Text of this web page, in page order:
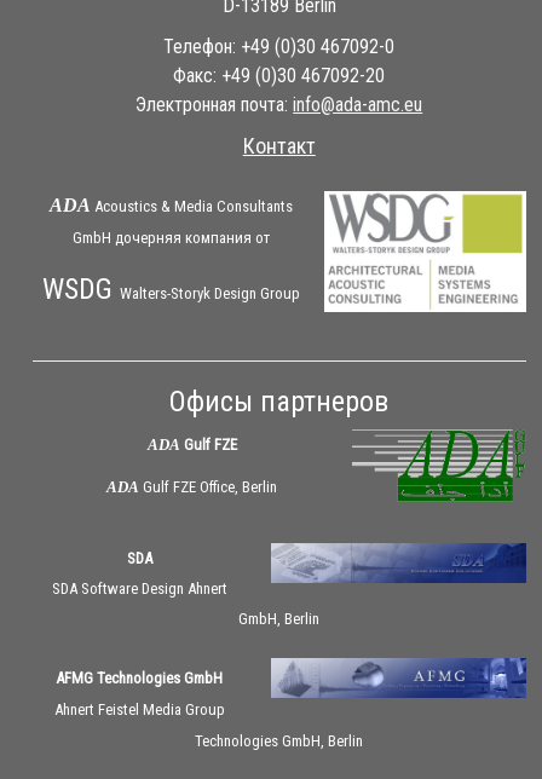
D-13189 Berlin
Телефон: +49 (0)30 467092-0
Факс: +49 (0)30 467092-20
Электронная почта:ue.cma-ada@ofni
Контакт
ADA Acoustics & Media Consultants
GmbH дочерняя компания от
WSDG Walters-Storyk Design Group
Офисы партнеров
ADA Gulf FZE
ADA Gulf FZE Office, Berlin
SDA
SDA Software Design Ahnert
GmbH, Berlin
AFMG Technologies GmbH
Ahnert Feistel Media Group
Technologies GmbH, Berlin